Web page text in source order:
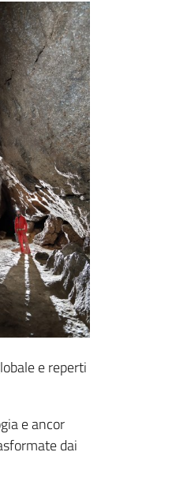
e reperti
e ancor
dai